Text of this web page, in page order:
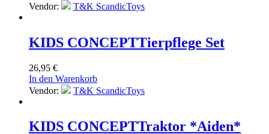
Vendor:
T&K ScandicToys
KIDS CONCEPTTierpflege Set
26,95 €
In den Warenkorb
Vendor:
T&K ScandicToys
KIDS CONCEPTTraktor *Aiden*